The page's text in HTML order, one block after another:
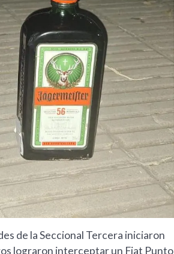
de la Seccional Tercera iniciaron
lograron interceptar un Fiat Punto